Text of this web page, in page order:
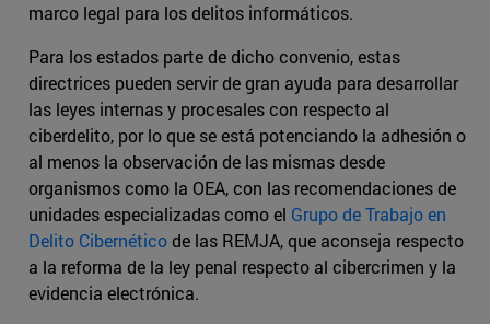
marco legal para los delitos informáticos.
Para los estados parte de dicho convenio, estas
directrices pueden servir de gran ayuda para desarrollar
las leyes internas y procesales con respecto al
ciberdelito, por lo que se está potenciando la adhesión o
al menos la observación de las mismas desde
organismos como la OEA, con las recomendaciones de
unidades especializadas como el Grupo de Trabajo en
Delito Cibernéticode las REMJA, que aconseja respecto
a la reforma de la ley penal respecto al cibercrimen y la
evidencia electrónica.